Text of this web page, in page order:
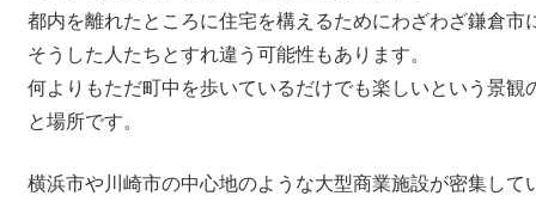
都内を離れたところに住宅を構えるためにわざわざ鎌倉
そうした人たちとすれ違う可能性もあります。
何よりもただ町中を歩いているだけでも楽しいという景
と場所です。
横浜市や川崎市の中心地のような大型商業施設が密集し